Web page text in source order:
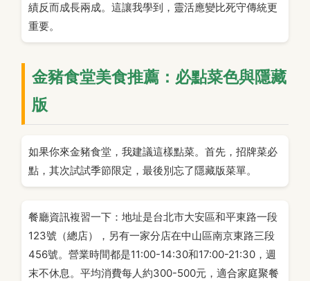
績反而成長兩成。這讓我學到，靈活應變比死守傳統更
重要。
金豬食堂美食推薦：必點菜色與隱藏
版
如果你來金豬食堂，我建議這樣點菜。首先，招牌菜必
點，其次試試季節限定，最後別忘了隱藏版菜單。
餐廳資訊複習一下：地址是台北市大安區和平東路一段
123號（總店），另有一家分店在中山區南京東路三段
456號。營業時間都是11:00-14:30和17:00-21:30，週
末不休息。平均消費每人約300-500元，適合家庭聚餐